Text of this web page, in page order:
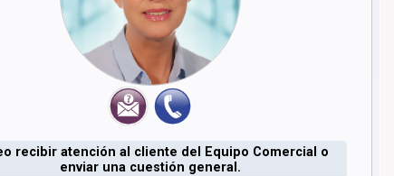
recibir atención al cliente del Equipo Comercial o
enviar una cuestión general.